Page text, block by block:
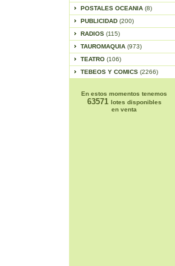
POSTALES OCEANIA (8)
PUBLICIDAD (200)
RADIOS (115)
TAUROMAQUIA (973)
TEATRO (106)
TEBEOS Y COMICS (2266)
En estos momentos tenemos
63571 lotes disponibles
en venta